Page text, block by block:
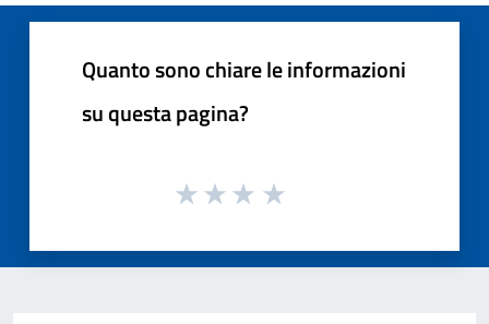
Quanto sono chiare le informazioni
su questa pagina?